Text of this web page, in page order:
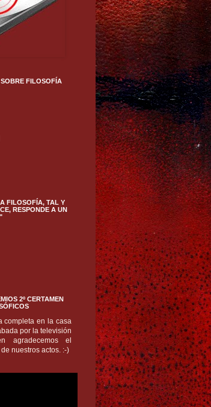
FILOSOFÍA
FILOSOFÍA, TAL Y
RESPONDE A UN
2º CERTAMEN
completa en la casa
por la televisión
agradecemos el
nuestros actos. :-)